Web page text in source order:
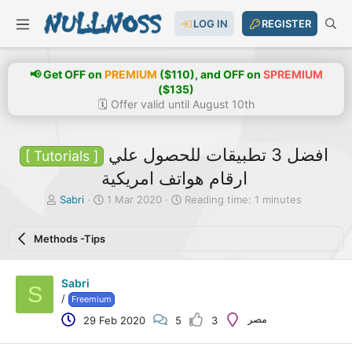
LOG IN REGISTER
📢 Get OFF on PREMIUM ($110), and OFF on SPREMIUM
($135)
🗓️ Offer valid until August 10th
[ Tutorials ]
افضل 3 تطبيقات للحصول علي
ارقام هواتف امريكية
T
e
s
t
a
r
Sabri
S
t
1 Mar 2020 Reading time: 1 minutes
Methods -Tips
S Sabri
/ Freemium
29 Feb 2020 5 3 مصر